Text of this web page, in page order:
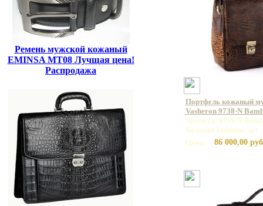
Ремень мужской кожаный
EMINSA MT08 Лучщая цена!
Распродажа
Портфель кожаный
Vasheron 9738-N
Артикул: 9738 N
Базовая единица: шт
Цена:
86 000,00